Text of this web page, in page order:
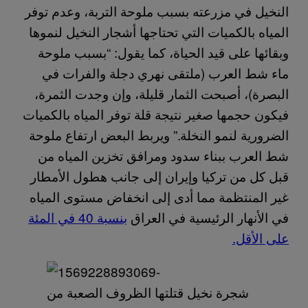
النخيل في مزرعته بسبب ملوحة التربة، وعدم توفر
المياه بالكميات التي تحتاجها أشجار النخيل لنموها
وبقائها على قيد الحياة، كما يقول: “بسبب ملوحة
ماء شط العرب (ملتقى نهري دجلة والفرات في
البصرة)، أصبحت الثمار قليلة، وإن وجدت الثمرة،
فيكون حجمها صغير نتيجة قلة توفر المياه بالكميات
الضرورية لنمو النخلة.” ويربط البعض ارتفاع ملوحة
شط العرب ببناء سدود ومرافق تخزين المياه من
قبل كل من تركيا وإيران إلى جانب هطول الأمطار
غير المنتظمة مما أدى إلى انخفاض مستوى المياه
في الأنهار الرئيسية في العراق
بنسبة 40 في المئة
على الأقل.
شجرة نخيل قتلتها الظروف الصعبة من